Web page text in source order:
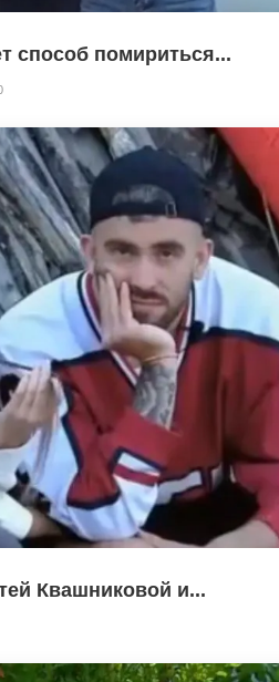
способ помириться...
Квашниковой и...